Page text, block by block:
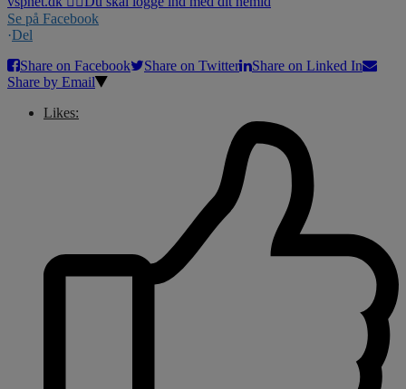
Se på Facebook
·Del
Share on Facebook
Share on Twitter
Share on Linked In
Share by Email
Likes: